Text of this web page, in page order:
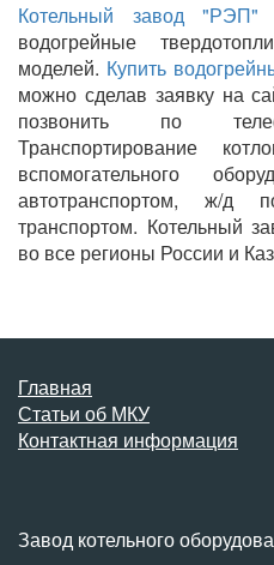
Котельный завод "РЭП"
водогрейные
моделей. Купить
можно сделав заявку на
позвонить по
Транспортирование
вспомогательного
автотранспортом, ж/д
транспортом. Котельный
во все регионы России и
Главная
Статьи об МКУ
Контактная информация
Завод котельного